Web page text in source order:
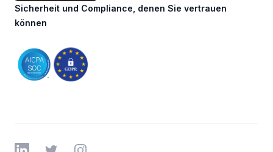
Sicherheit und Compliance, denen Sie vertrauen
können